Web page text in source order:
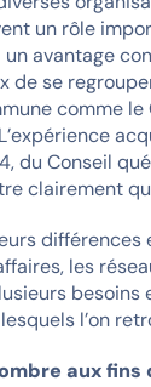
un rôle
avantage
de se
comme le
du Conseil
clairement
les
besoins
l’on
aux